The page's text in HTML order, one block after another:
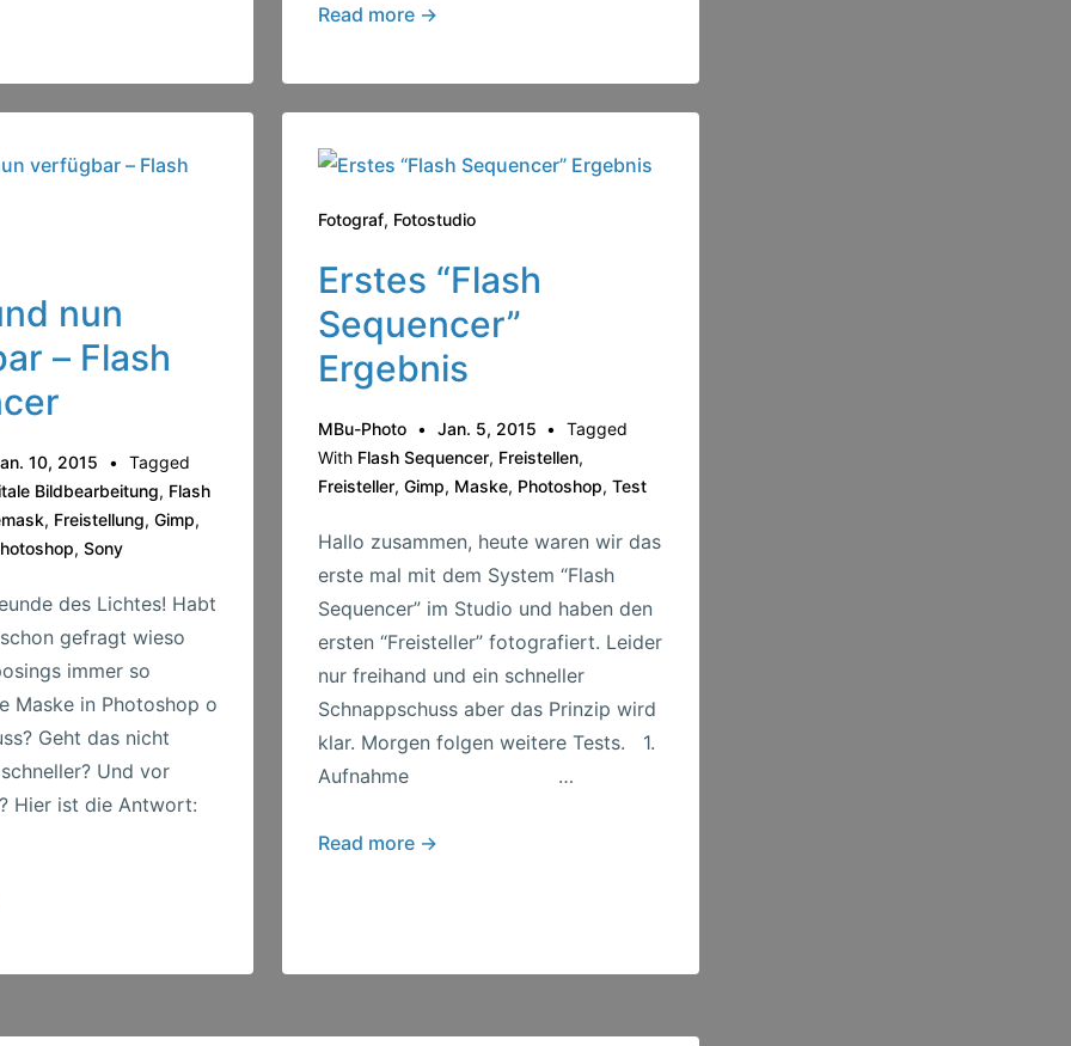
Weitere
bestellt
Read more →
nun
– Flash
10, 2015
Tagged
Bildbearbeitung, Flash
, Freistellung, Gimp,
, Sony
des Lichtes! Habt
gefragt wieso
immer so
Maske in Photoshop o
Geht das nicht
Und vor
Hier ist die Antwort:
Fotograf, Fotostudio
Erstes “Flash
Sequencer”
Ergebnis
MBu-Photo Jan. 5, 2015
Tagged
With Flash Sequencer, Freistellen,
Freisteller, Gimp, Maske, Photoshop, Test
Hallo zusammen, heute waren wir das
erste mal mit dem System “Flash
Sequencer” im Studio und haben den
ersten “Freisteller” fotografiert. Leider
nur freihand und ein schneller
Schnappschuss aber das Prinzip wird
klar. Morgen folgen weitere Tests. 1.
Aufnahme …
Erstes
Read more →